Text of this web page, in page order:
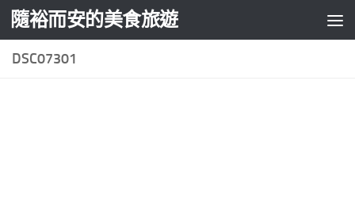
Skip to content
隨裕而安的美食旅遊
DSC07301